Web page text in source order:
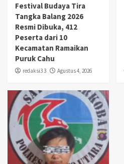
Festival Budaya Tira
Tangka Balang 2026
Resmi Dibuka, 412
Peserta dari 10
Kecamatan Ramaikan
Puruk Cahu
redaksi3 3 Agustus 4, 2026